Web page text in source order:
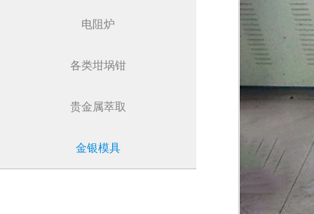
电阻炉
各类坩埚钳
贵金属萃取
金银模具